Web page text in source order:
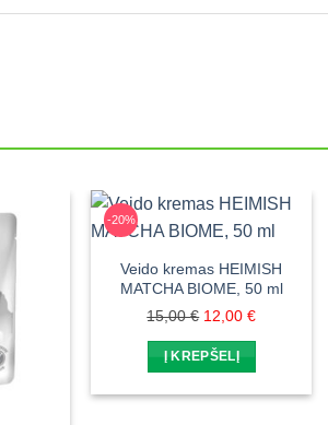
-20%
Veido kremas HEIMISH
MATCHA BIOME, 50 ml
15,00€ Original
price
was:
12,00€Current
price
Į KREPŠELĮ